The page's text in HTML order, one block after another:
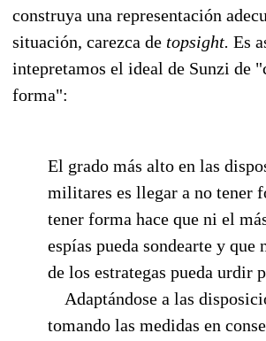
construya una representación
situación, carezca de topsight. Es
intepretamos el ideal de Sunzi de
forma":
El grado más alto en las
militares es llegar a no tener
tener forma hace que ni el
espías pueda sondearte y que
de los estrategas pueda urdir
Adaptándose a las
tomando las medidas en